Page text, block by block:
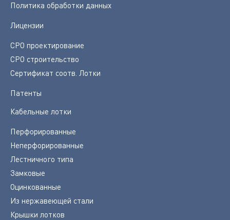
Политика обработки данных
Лицензии
СРО проектирование
СРО строительство
Сертификат соотв. Лотки
Патенты
Кабельные лотки
Перфорированные
Неперфорированные
Лестничного типа
Замковые
Оцинкованные
Из нержавеющей стали
Крышки лотков